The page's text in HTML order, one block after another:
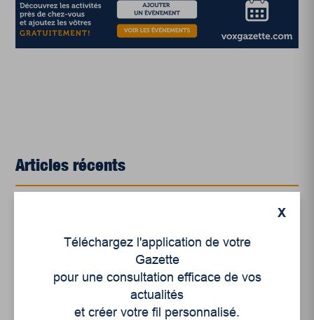
Articles récents
Le sport professionnel féminin : en mouvement,
X
Téléchargez l'application de votre
Gazette
pour une consultation efficace de vos
actualités
et créer votre fil personnalisé.